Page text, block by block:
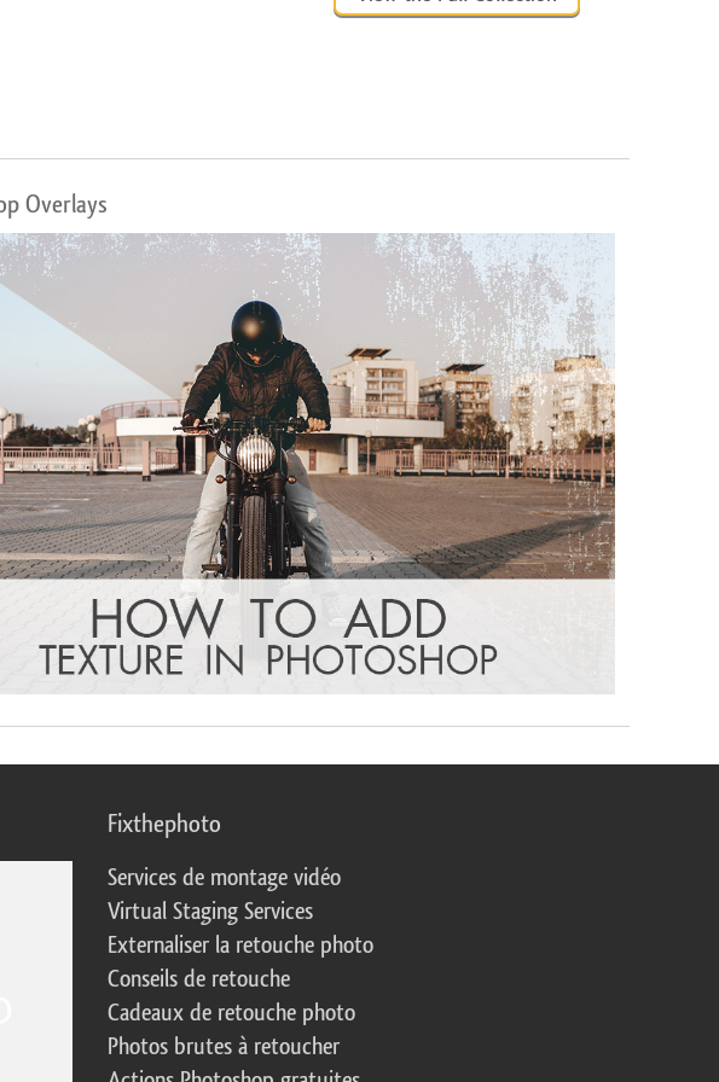
Overlays
Fixthephoto
Services de montage vidéo
Virtual Staging Services
Externaliser la retouche photo
Conseils de retouche
Cadeaux de retouche photo
Photos brutes à retoucher